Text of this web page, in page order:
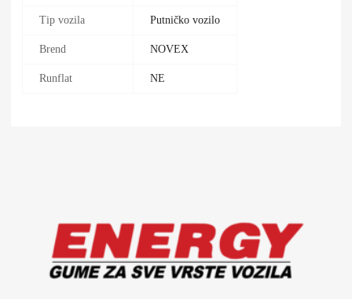
Tip vozila Putničko vozilo
Brend NOVEX
Runflat NE